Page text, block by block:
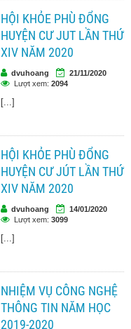
HỘI KHỎE PHÙ ĐỔNG
HUYỆN CƯ JUT LẦN THỨ
XIV NĂM 2020
dvuhoang
21/11/2020
Lượt xem: 2094
[...]
HỘI KHỎE PHÙ ĐỔNG
HUYỆN CƯ JÚT LẦN THỨ
XIV NĂM 2020
dvuhoang
14/01/2020
Lượt xem: 3099
[...]
NHIỆM VỤ CÔNG NGHỆ
THÔNG TIN NĂM HỌC
2019-2020